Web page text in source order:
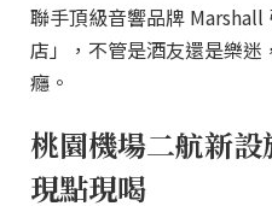
聯手頂級音響品牌
店」，不管是酒友還是樂迷
癮。
桃園機場二航新
現點現喝